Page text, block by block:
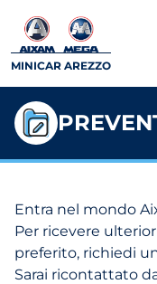
MINICAR AREZZO
Entra nel mondo
Per ricevere
preferito, richiedi
Sarai ricontattato